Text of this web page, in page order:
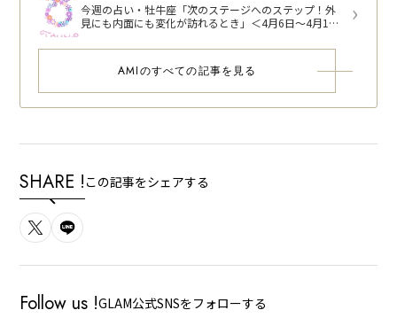
今週の占い・牡牛座「次のステージへのステップ！外
見にも内面にも変化が訪れるとき」＜4月6日～4月12
AMIのすべての記事を見る
SHARE ! この記事をシェアする
Follow us !GLAM公式SNSをフォローする